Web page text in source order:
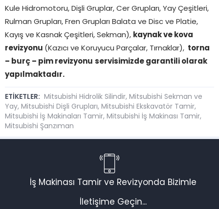
Kule Hidromotoru, Dişli Gruplar, Cer Grupları, Yay Çeşitleri,
Rulman Grupları, Fren Grupları Balata ve Disc ve Platie,
Kayış ve Kasnak Çeşitleri, Sekman), kaynak ve kova
revizyonu (Kazıcı ve Koruyucu Parçalar, Tırnaklar), torna
– burç – pim revizyonu servisimizde garantili olarak
yapılmaktadır.
ETİKETLER: Mitsubishi Hidrolik Silindir, Mitsubishi Sekman ve
Yay, Mitsubishi Dişli Grupları, Mitsubishi Ekskavatör Tamir,
Mitsubishi İş Makinaları Tamir, Mitsubishi İş Makinası Tamir,
Mitsubishi Şanzıman
İş Makinası Tamir ve Revizyonda Bizimle
İletişime Geçin...